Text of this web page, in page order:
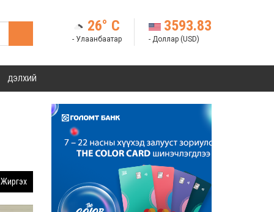
26° C
- Улаанбаатар
3593.83
- Доллар (USD)
ДЭЛХИЙ
Жиргэх